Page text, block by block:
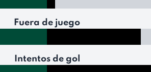
Fuera de juego
Intentos de gol